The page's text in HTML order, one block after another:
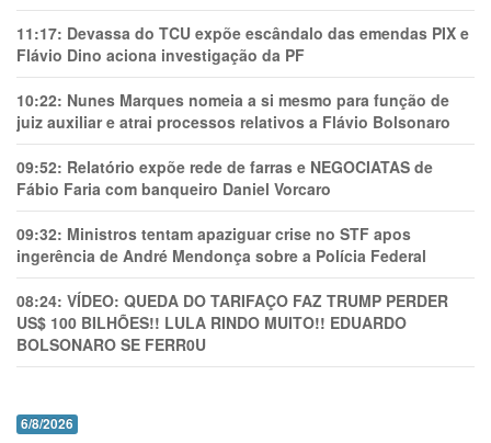
11:17: Devassa do TCU expõe escândalo das emendas PIX e
Flávio Dino aciona investigação da PF
10:22: Nunes Marques nomeia a si mesmo para função de
juiz auxiliar e atrai processos relativos a Flávio Bolsonaro
09:52: Relatório expõe rede de farras e NEGOCIATAS de
Fábio Faria com banqueiro Daniel Vorcaro
09:32: Ministros tentam apaziguar crise no STF apos
ingerência de André Mendonça sobre a Polícia Federal
08:24: VÍDEO: QUEDA DO TARIFAÇO FAZ TRUMP PERDER
US$ 100 BILHÕES!! LULA RINDO MUITO!! EDUARDO
BOLSONARO SE FERR0U
6/8/2026